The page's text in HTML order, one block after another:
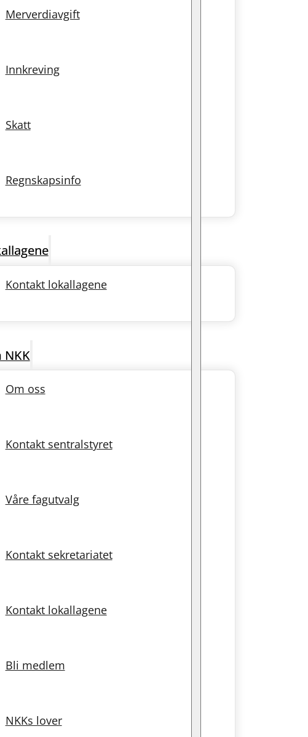
Merverdiavgift
Innkreving
Skatt
Regnskapsinfo
Kontakt lokallagene
NKK
Om oss
Kontakt sentralstyret
Våre fagutvalg
Kontakt sekretariatet
Kontakt lokallagene
Bli medlem
NKKs lover